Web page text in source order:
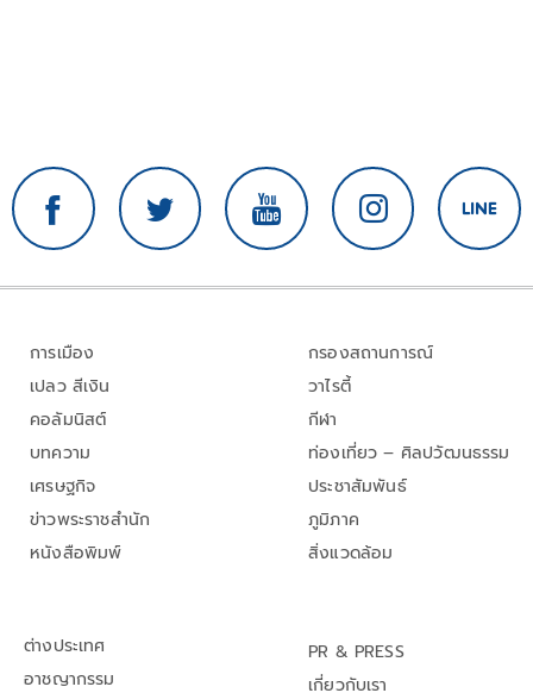
การเมือง
เปลว สีเงิน
คอลัมนิสต์
บทความ
เศรษฐกิจ
ข่าวพระราชสำนัก
หนังสือพิมพ์
กรองสถานการณ์
วาไรตี้
กีฬา
ท่องเที่ยว – ศิลปวัฒนธรรม
ประชาสัมพันธ์
ภูมิภาค
สิ่งแวดล้อม
ต่างประเทศ
อาชญากรรม
PR & PRESS
เกี่ยวกับเรา